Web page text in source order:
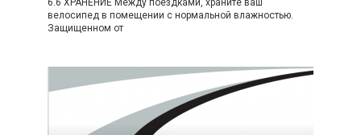
6.6 ХРАНЕНИЕ Между поездками, храните ваш
велосипед в помещении с нормальной влажностью.
Защищенном от